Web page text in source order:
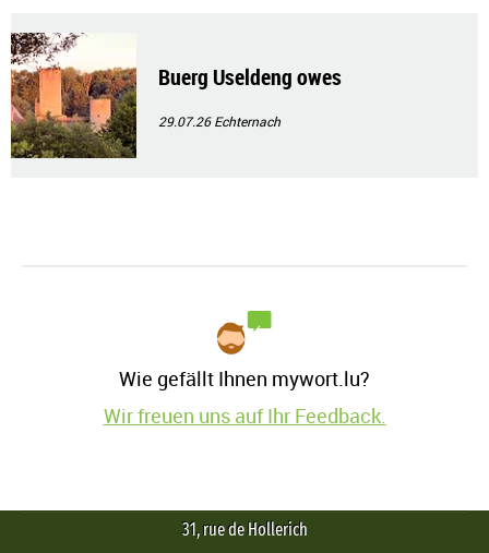
Buerg Useldeng owes
29.07.26Echternach
Wie gefällt Ihnen mywort.lu?
Wir freuen uns auf Ihr Feedback.
31, rue de Hollerich